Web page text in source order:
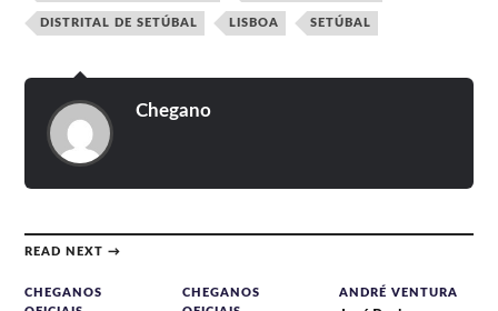
DISTRITAL DE SETÚBAL LISBOA SETÚBAL
Chegano
READ NEXT →
CHEGANOS
CHEGANOS
ANDRÉ VENTURA